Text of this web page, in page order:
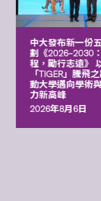
中大發布新一份
劃《2026‒2030
程，勵行志遠》
「TIGER」騰飛
動大學邁向學術
力新高峰
2026年8月6日